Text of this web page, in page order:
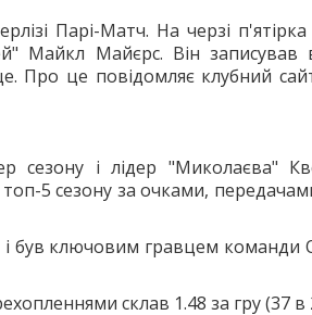
Парі-Матч. На черзі
Майкл Майєрс. Він
Про це повідомляє клубний
сезону і лідер "Миколаєва"
5 сезону за очками,
і був ключовим гравцем
склав 1.48 за гру (37 в